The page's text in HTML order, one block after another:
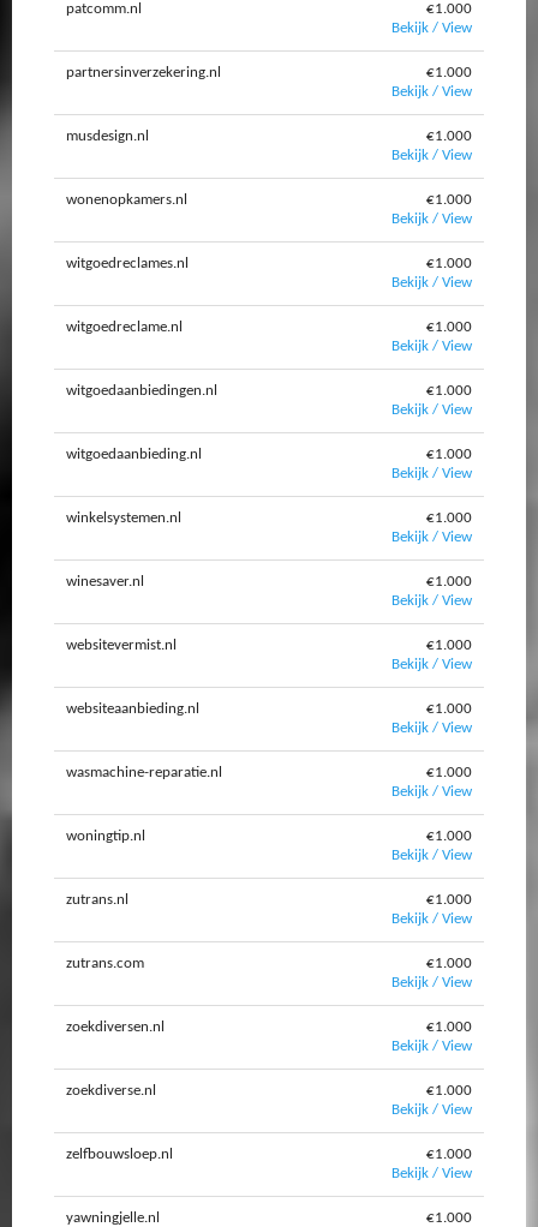
patcomm.nl
€1.000
Bekijk / View
partnersinverzekering.nl
€1.000
Bekijk / View
musdesign.nl
€1.000
Bekijk / View
wonenopkamers.nl
€1.000
Bekijk / View
witgoedreclames.nl
€1.000
Bekijk / View
witgoedreclame.nl
€1.000
Bekijk / View
witgoedaanbiedingen.nl
€1.000
Bekijk / View
witgoedaanbieding.nl
€1.000
Bekijk / View
winkelsystemen.nl
€1.000
Bekijk / View
winesaver.nl
€1.000
Bekijk / View
websitevermist.nl
€1.000
Bekijk / View
websiteaanbieding.nl
€1.000
Bekijk / View
wasmachine-reparatie.nl
€1.000
Bekijk / View
woningtip.nl
€1.000
Bekijk / View
zutrans.nl
€1.000
Bekijk / View
zutrans.com
€1.000
Bekijk / View
zoekdiversen.nl
€1.000
Bekijk / View
zoekdiverse.nl
€1.000
Bekijk / View
zelfbouwsloep.nl
€1.000
Bekijk / View
yawningjelle.nl
€1.000